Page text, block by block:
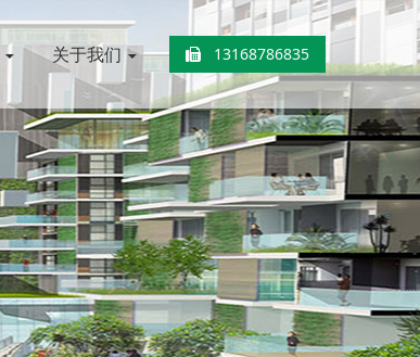
13168786835
关于我们